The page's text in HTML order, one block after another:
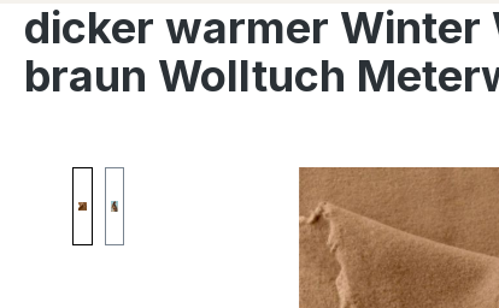
dicker warmer Winter
braun Wolltuch